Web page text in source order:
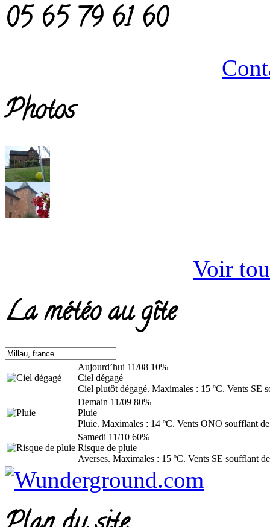
05 65 79 61 60
Photos
Voir
La météo au gîte
Aujourd’hui 11/08 10%
Ciel dégagé
Ciel plutôt dégagé. Maximales : 15 ºC. Vents SE
Demain 11/09 80%
Pluie
Pluie. Maximales : 14 ºC. Vents ONO soufflant
Samedi 11/10 60%
Risque de pluie
Averses. Maximales : 15 ºC. Vents SE soufflant